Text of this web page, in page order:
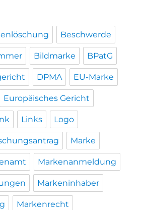
Beschwerde
Bildmarke BPatG
DPMA EU-Marke
Europäisches Gericht
Links Logo
Marke
Markenanmeldung
Markeninhaber
Markenrecht